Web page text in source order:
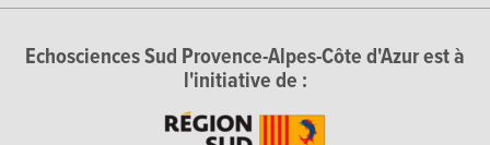
Echosciences Sud Provence-Alpes-Côte d'Azur est à
l'initiative de :